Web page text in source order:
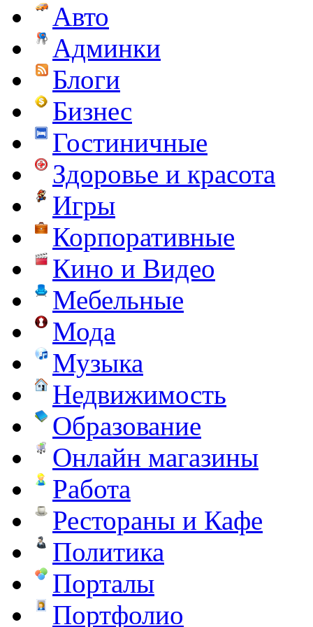
Авто
Админки
Блоги
Бизнес
Гостиничные
Здоровье и красота
Игры
Корпоративные
Кино и Видео
Мебельные
Мода
Музыка
Недвижимость
Образование
Онлайн магазины
Работа
Рестораны и Кафе
Политика
Порталы
Портфолио